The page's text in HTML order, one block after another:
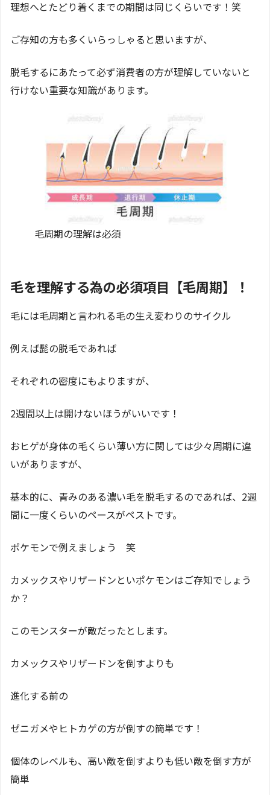
理想へとたどり着くまでの期間は同じくらいです！笑
ご存知の方も多くいらっしゃると思いますが、
脱毛するにあたって必ず消費者の方が理解していないと
行けない重要な知識があります。
毛周期の理解は必須
毛を理解する為の必須項目【毛周期】！
毛には毛周期と言われる毛の生え変わりのサイクル
例えば髭の脱毛であれば
それぞれの密度にもよりますが、
2週間以上は開けないほうがいいです！
おヒゲが身体の毛くらい薄い方に関しては少々周期に違
いがありますが、
基本的に、青みのある濃い毛を脱毛するのであれば、2週
間に一度くらいのペースがペストです。
ポケモンで例えましょう 笑
カメックスやリザードンといポケモンはご存知でしょう
か？
このモンスターが敵だったとします。
カメックスやリザードンを倒すよりも
進化する前の
ゼニガメやヒトカゲの方が倒すの簡単です！
個体のレベルも、高い敵を倒すよりも低い敵を倒す方が
簡単